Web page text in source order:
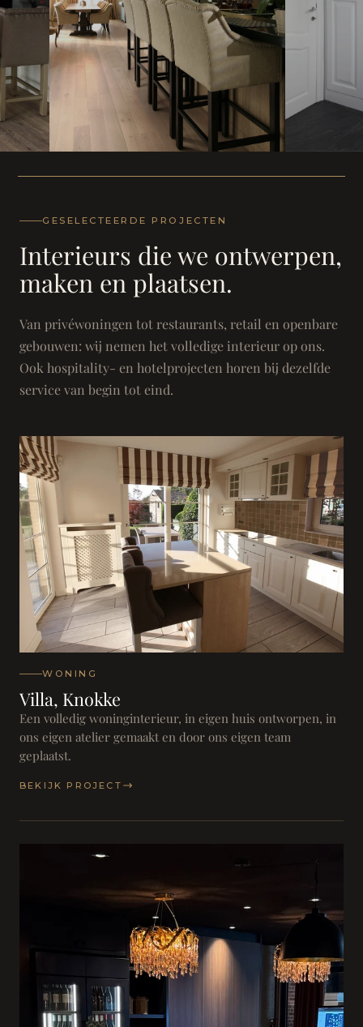
Landhuis - Grimbergen
GESELECTEERDE PROJECTEN
Interieurs die we ontwerpen,
maken en plaatsen.
Van privéwoningen tot restaurants, retail en openbare
gebouwen: wij nemen het volledige interieur op ons.
Ook hospitality- en hotelprojecten horen bij dezelfde
service van begin tot eind.
WONING
Villa, Knokke
Een volledig woninginterieur, in eigen huis ontworpen, in
ons eigen atelier gemaakt en door ons eigen team
geplaatst.
BEKIJK PROJECT